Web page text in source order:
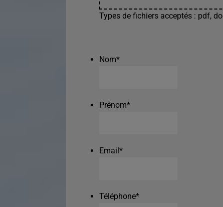
Types de fichiers acceptés : pdf,
Nom*
Prénom*
Email*
Téléphone*